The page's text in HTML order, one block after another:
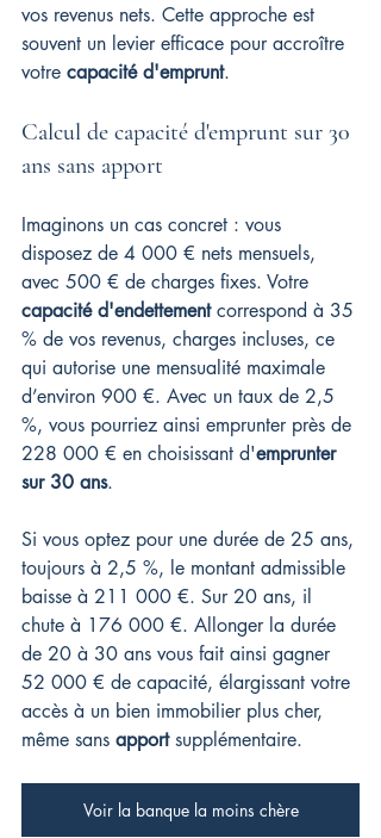
vos revenus nets. Cette approche est
souvent un levier efficace pour accroître
votre capacité d'emprunt.
Calcul de capacité d'emprunt sur 30
ans sans apport
Imaginons un cas concret : vous
disposez de 4 000 € nets mensuels,
avec 500 € de charges fixes. Votre
capacité d'endettement correspond à 35
% de vos revenus, charges incluses, ce
qui autorise une mensualité maximale
d’environ 900 €. Avec un taux de 2,5
%, vous pourriez ainsi emprunter près de
228 000 € en choisissant d'emprunter
sur 30 ans.
Si vous optez pour une durée de 25 ans,
toujours à 2,5 %, le montant admissible
baisse à 211 000 €. Sur 20 ans, il
chute à 176 000 €. Allonger la durée
de 20 à 30 ans vous fait ainsi gagner
52 000 € de capacité, élargissant votre
accès à un bien immobilier plus cher,
même sans apport supplémentaire.
Voir la banque la moins chère